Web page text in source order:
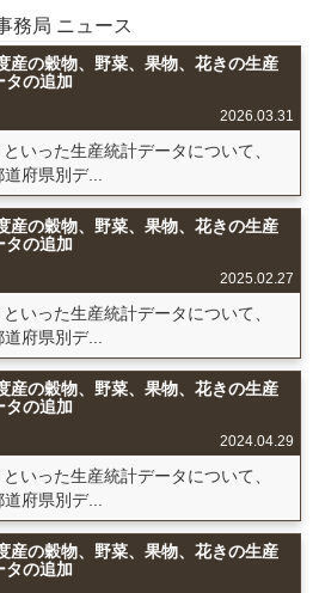
務局 ニュース
産の穀物、野菜、果物、花きの生産
タの追加
2026.03.31
いった生産統計データについて、
府県別デ...
産の穀物、野菜、果物、花きの生産
タの追加
2025.02.27
いった生産統計データについて、
府県別デ...
産の穀物、野菜、果物、花きの生産
タの追加
2024.04.29
いった生産統計データについて、
府県別デ...
産の穀物、野菜、果物、花きの生産
タの追加